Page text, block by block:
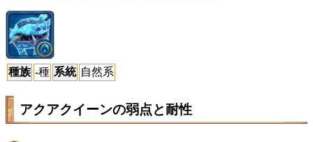
種族 -種 系統 自然系
アクアクイーンの弱点と耐性